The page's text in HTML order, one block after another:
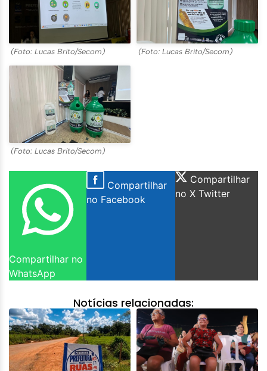
(Foto: Lucas Brito/Secom) (Foto: Lucas Brito/Secom)
(Foto: Lucas Brito/Secom)
Compartilhar no
WhatsApp
Compartilhar
no Facebook
Compartilhar
no X Twitter
Notícias relacionadas: